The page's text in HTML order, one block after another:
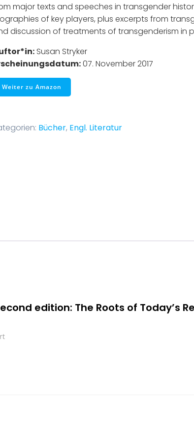
major texts and speeches in transgender
of key players, plus excerpts from
discussion of treatments of transgenderism in
Susan Stryker
07. November 2017
Weiter zu Amazon
Bücher, Engl. Literatur
edition: The Roots of Today’s